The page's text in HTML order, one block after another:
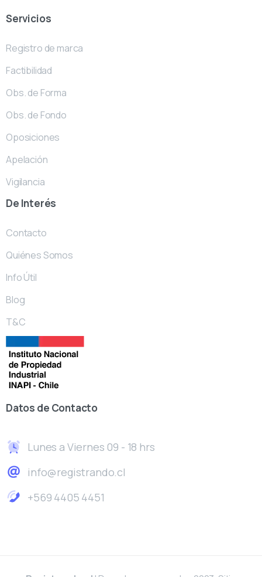
Servicios
Registro de marca
Factibilidad
Obs. de Forma
Obs. de Fondo
Oposiciones
Apelación
Vigilancia
De Interés
Contacto
Quiénes Somos
Info Útil
Blog
T&C
Datos de Contacto
Lunes a Viernes 09 - 18 hrs
info@registrando.cl
+569 4405 4451